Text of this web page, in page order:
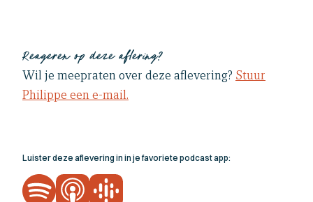
Reageren op deze aflering?
Wil je meepraten over deze aflevering? Stuur
Philippe een e-mail.
Luister deze aflevering in in je favoriete podcast app: